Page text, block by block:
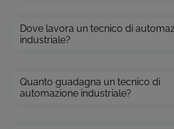
Dove lavora un tecnico di
industriale?
Quanto guadagna un tecnico di
automazione industriale?